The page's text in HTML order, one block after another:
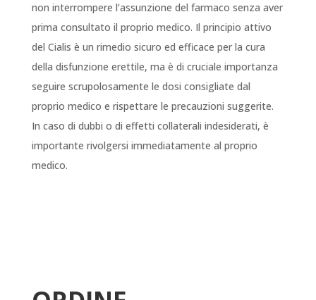
non interrompere l’assunzione del farmaco senza aver
prima consultato il proprio medico. Il principio attivo
del Cialis è un rimedio sicuro ed efficace per la cura
della disfunzione erettile, ma è di cruciale importanza
seguire scrupolosamente le dosi consigliate dal
proprio medico e rispettare le precauzioni suggerite.
In caso di dubbi o di effetti collaterali indesiderati, è
importante rivolgersi immediatamente al proprio
medico.